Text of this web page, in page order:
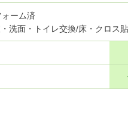
ーム済
洗面・トイレ交換/床・クロス